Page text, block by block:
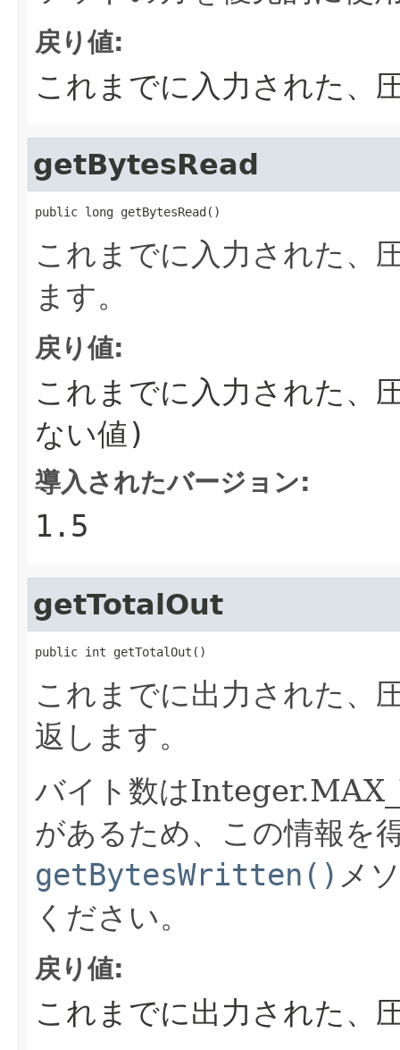
戻り値:
これまでに入力された、
getBytesRead
public long getBytesRead()
これまでに入力された、
ます。
戻り値:
これまでに入力された、
ない値)
導入されたバージョン:
1.5
getTotalOut
public int getTotalOut()
これまでに出力された、
返します。
バイト数は
があるため、この情報を
getBytesWritten() メ
ください。
戻り値:
これまでに出力された、